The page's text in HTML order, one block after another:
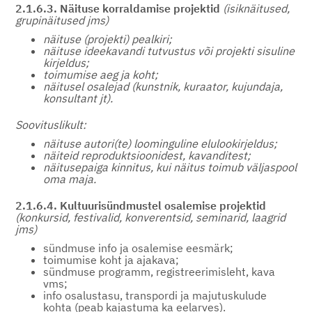
2.1.6.3. Näituse korraldamise projektid (isiknäitused,
grupinäitused jms)
näituse (projekti) pealkiri;
näituse ideekavandi tutvustus või projekti sisuline
kirjeldus;
toimumise aeg ja koht;
näitusel osalejad (kunstnik, kuraator, kujundaja,
konsultant jt).
Soovituslikult:
näituse autori(te) loominguline elulookirjeldus;
näiteid reproduktsioonidest, kavanditest;
näitusepaiga kinnitus, kui näitus toimub väljaspool
oma maja.
2.1.6.4. Kultuurisündmustel osalemise projektid
(konkursid, festivalid, konverentsid, seminarid, laagrid
jms)
sündmuse info ja osalemise eesmärk;
toimumise koht ja ajakava;
sündmuse programm, registreerimisleht, kava
vms;
info osalustasu, transpordi ja majutuskulude
kohta (peab kajastuma ka eelarves).